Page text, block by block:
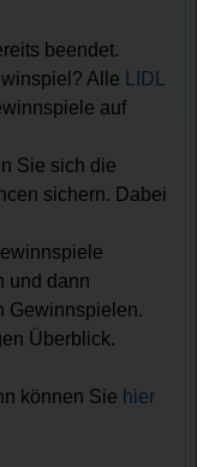
beendet.
Alle
LIDL
auf
Sie sich die
sichern. Dabei
und dann
Gewinnspielen.
Überblick.
können Sie hier